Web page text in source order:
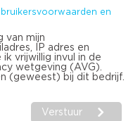
en
van mijn
IP adres en
vrijwillig invul in de
wetgeving (AVG).
(geweest) bij dit bedrijf.
Verstuur